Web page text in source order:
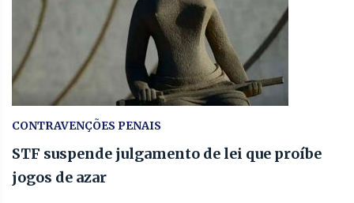
CONTRAVENÇÕES PENAIS
STF suspende julgamento de lei que proíbe
jogos de azar